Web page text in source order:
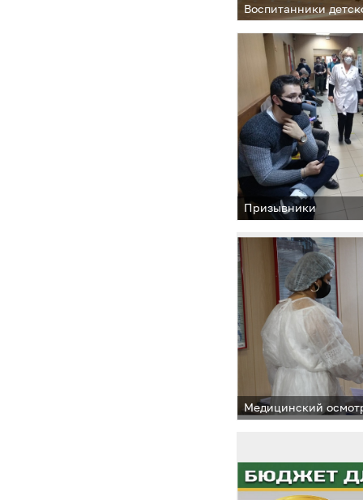
Воспитанники
Призывники
Медицинский